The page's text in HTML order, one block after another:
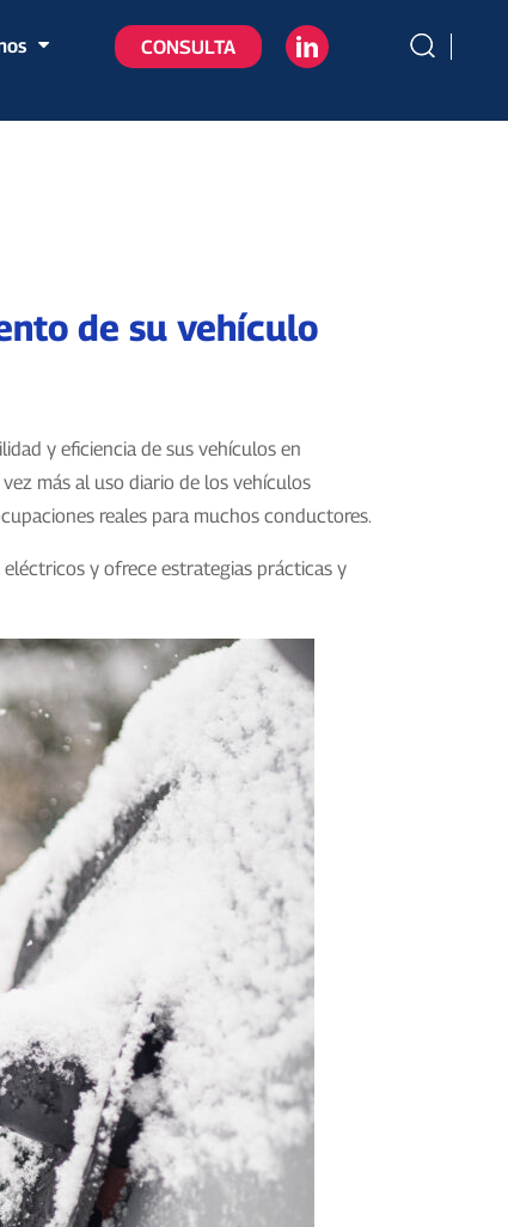
CONSULTA
de su vehículo
y eficiencia de sus vehículos en
más al uso diario de los vehículos
reales para muchos conductores.
y ofrece estrategias prácticas y